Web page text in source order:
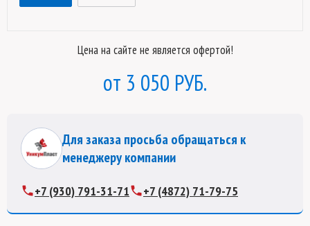
Цена на сайте не является офертой!
3 050 РУБ.
Для заказа просьба обращаться к
менеджеру компании
+7 (930) 791-31-71 +7 (4872) 71-79-75